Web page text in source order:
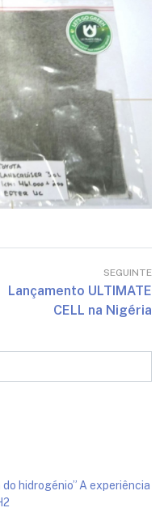
SEGUINTE
Lançamento ULTIMATE
CELL na Nigéria
hidrogénio” A experiência